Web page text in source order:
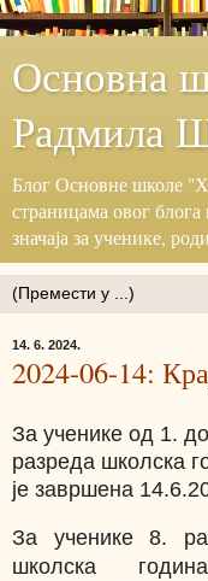
Основна
Радмила
Блог ‎Основне школе
страницама овог
значаја за ученике,
14. 6. 2024.
2024-06-14:
За ученике од 1.
разреда школска
је завршена
За ученике 8.
школска